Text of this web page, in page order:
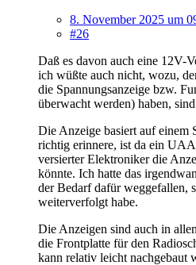
8. November 2025 um
#26
Daß es davon auch eine 12V-
ich wüßte auch nicht, wozu,
die Spannungsanzeige bzw.
überwacht werden) haben,
Die Anzeige basiert auf einem
richtig erinnere, ist da ein
versierter Elektroniker die
könnte. Ich hatte das
der Bedarf dafür weggefallen,
weiterverfolgt habe.
Die Anzeigen sind auch in
die Frontplatte für den
kann relativ leicht nachgebaut